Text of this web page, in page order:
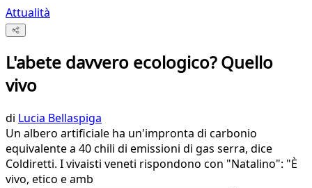
Attualità
L'abete davvero ecologico? Quello
vivo
di Lucia Bellaspiga
Un albero artificiale ha un'impronta di carbonio
equivalente a 40 chili di emissioni di gas serra, dice
Coldiretti. I vivaisti veneti rispondono con "Natalino": "È
vivo, etico e amb